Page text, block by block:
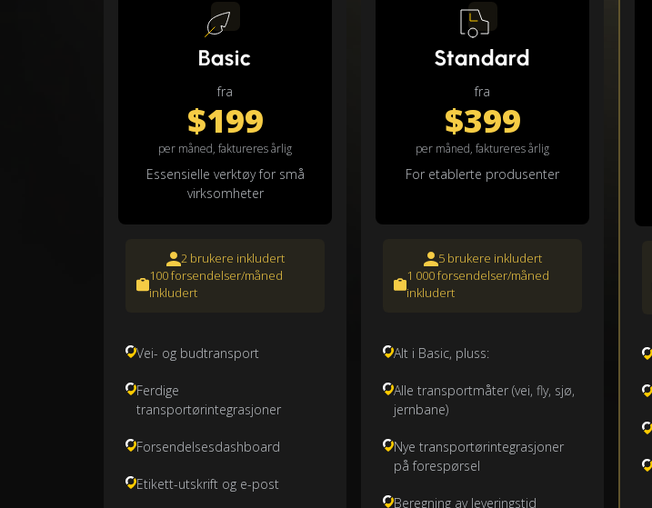
Basic
fra
$199
per måned, faktureres årlig
Essensielle verktøy for små
virksomheter
2 brukere inkludert
100 forsendelser/måned
inkludert
Vei- og budtransport
Ferdige
transportørintegrasjoner
Forsendelsesdashboard
Etikett-utskrift og e-post
Standard
fra
$399
per måned, faktureres årlig
For etablerte produsenter
5 brukere inkludert
1 000 forsendelser/måned
inkludert
Alt i Basic, pluss:
Alle transportmåter (vei, fly, sjø,
jernbane)
Nye transportørintegrasjoner
på forespørsel
Beregning av leveringstid